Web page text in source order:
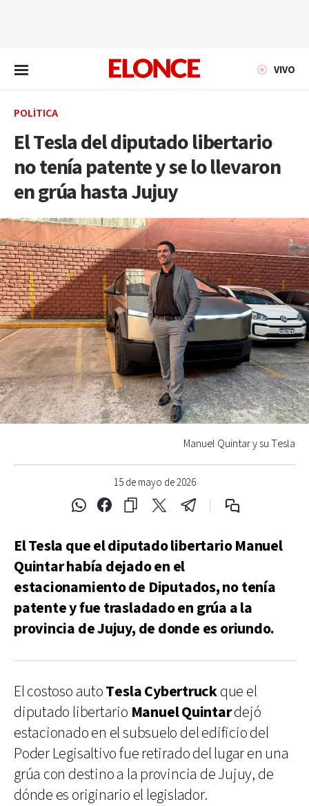
VIVO
POLÍTICA
El Tesla del diputado libertario
no tenía patente y se lo llevaron
en grúa hasta Jujuy
15 de mayo de 2026
Manuel Quintar y su Tesla
El Tesla que el diputado libertario Manuel
Quintar había dejado en el
estacionamiento de Diputados, no tenía
patente y fue trasladado en grúa a la
provincia de Jujuy, de donde es oriundo.
El costoso autoTesla Cybertruckque el
diputado libertario Manuel Quintardejó
estacionado en el subsuelo del edificio del
Poder Legisaltivo fue retirado del lugar en una
grúa con destino a la provincia de Jujuy, de
dónde es originario el legislador.